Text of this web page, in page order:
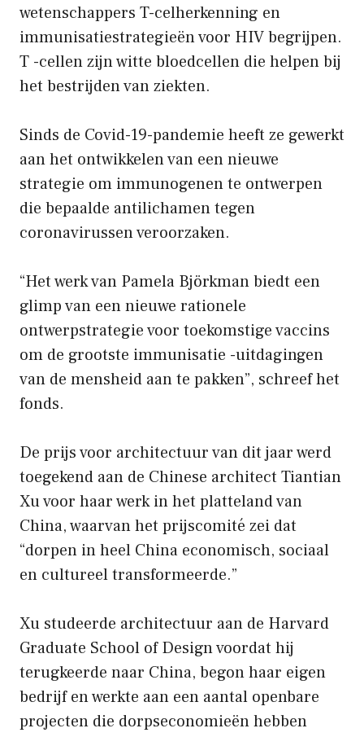
wetenschappers T-celherkenning en
immunisatiestrategieën voor HIV begrijpen.
T -cellen zijn witte bloedcellen die helpen bij
het bestrijden van ziekten.
Sinds de Covid-19-pandemie heeft ze gewerkt
aan het ontwikkelen van een nieuwe
strategie om immunogenen te ontwerpen
die bepaalde antilichamen tegen
coronavirussen veroorzaken.
“Het werk van Pamela Björkman biedt een
glimp van een nieuwe rationele
ontwerpstrategie voor toekomstige vaccins
om de grootste immunisatie -uitdagingen
van de mensheid aan te pakken”, schreef het
fonds.
De prijs voor architectuur van dit jaar werd
toegekend aan de Chinese architect Tiantian
Xu voor haar werk in het platteland van
China, waarvan het prijscomité zei dat
“dorpen in heel China economisch, sociaal
en cultureel transformeerde.”
Xu studeerde architectuur aan de Harvard
Graduate School of Design voordat hij
terugkeerde naar China, begon haar eigen
bedrijf en werkte aan een aantal openbare
projecten die dorpseconomieën hebben